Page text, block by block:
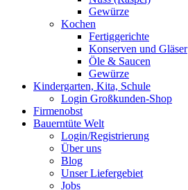
Gewürze
Kochen
Fertiggerichte
Konserven und Gläser
Öle & Saucen
Gewürze
Kindergarten, Kita, Schule
Login Großkunden-Shop
Firmenobst
Bauerntüte Welt
Login/Registrierung
Über uns
Blog
Unser Liefergebiet
Jobs